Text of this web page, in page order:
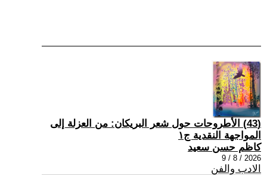
(43) الأطروحات حول شعر البريكان: من العزلة إلى
المواجهة النقدية ج١
كاظم حسن سعيد
2026 / 8 / 9
الادب والفن